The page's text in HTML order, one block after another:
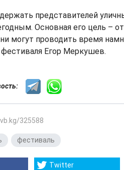
представителей
Основная его цель –
могут проводить время
фестиваля Егор Меркушев.
325588
фестиваль
Twitter